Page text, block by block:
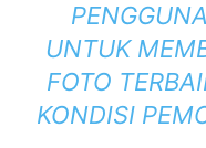
UNTUK
FOTO
KONDISI